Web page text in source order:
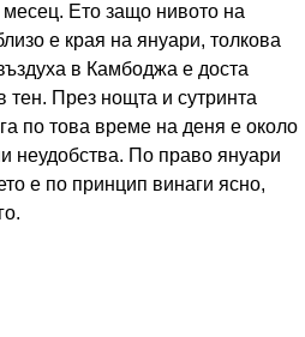
Ето защо нивото на
е края на януари, толкова
в Камбоджа е доста
тен. През нощта и сутринта
по това време на деня е около
неудобства. По право януари
е по принцип винаги ясно,